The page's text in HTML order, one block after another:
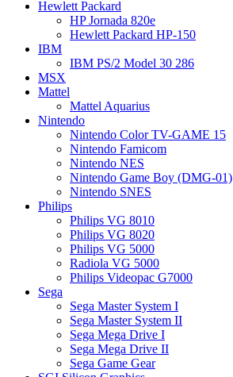
Hewlett Packard
HP Jornada 820e
Hewlett Packard HP-150
IBM
IBM PS/2 Model 30 286
MSX
Mattel
Mattel Aquarius
Nintendo
Nintendo Color TV-GAME 15
Nintendo Famicom
Nintendo NES
Nintendo Game Boy (DMG-01)
Nintendo SNES
Philips
Philips VG 8010
Philips VG 8020
Philips VG 5000
Radiola VG 5000
Philips Videopac G7000
Sega
Sega Master System I
Sega Master System II
Sega Mega Drive I
Sega Mega Drive II
Sega Game Gear